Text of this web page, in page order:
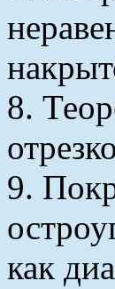
8.
9.
как